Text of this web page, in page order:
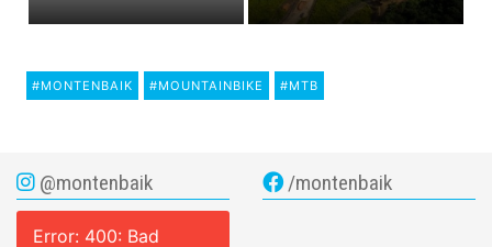
#MONTENBAIK #MOUNTAINBIKE #MTB
@montenbaik
Error: 400: Bad
/montenbaik